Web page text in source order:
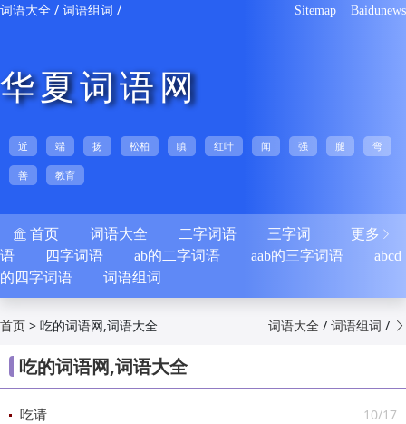
词语大全 / 词语组词 / Sitemap Baidunews
华夏词语网
近 端 扬 松柏 瞋 红叶 闻 强 腿 弯
善 教育
更多 
 首页 词语大全 二字词语
三字词
语
四字词语 ab的二字词语 aab的三字词语
abcd
的四字词语
词语组词
词语大全 / 词语组词 / 
首页 > 吃的词语网,词语大全
吃的词语网,词语大全
10/17
吃请